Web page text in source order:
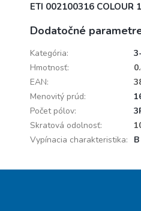
ETI 002100316 COLOUR
Dodatočné
Kategória:
Hmotnosť:
EAN:
Menovitý prúd:
Počet pólov:
Skratová odolnosť:
Vypínacia charakteristika: B